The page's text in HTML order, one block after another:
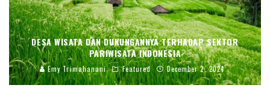
DESA WISATA DAN DUKUNGANNYA TERHADAP SEKTOR
PARIWISATA INDONESIA
Emy Trimahanani Featured December 2, 2024